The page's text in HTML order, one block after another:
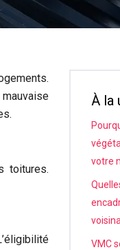
toitures.
À la
votre
VMC